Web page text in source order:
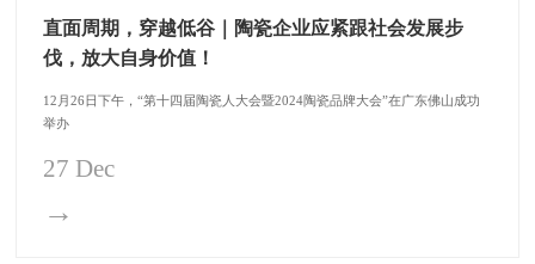
直面周期，穿越低谷｜陶瓷企业应紧跟社会发展步
伐，放大自身价值！
12月26日下午，“第十四届陶瓷人大会暨2024陶瓷品牌大会”在广东佛山成功
举办
27 Dec
→